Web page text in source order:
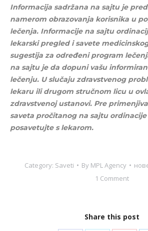
Informacija sadržana na sajtu je
namerom obrazovanja korisnika u
lečenja. Informacije na sajtu
lekarski pregled i savete
sugestija za određeni program
na sajtu je da dopuni vašu
lečenju. U slučaju zdravstvenog
lekaru ili drugom stručnom licu u
zdravstvenoj ustanovi. Pre
saveta pročitanog na sajtu ordinacije
posavetujte s lekarom.
Category: Saveti By MPL Agency
1 Comment
Share this post